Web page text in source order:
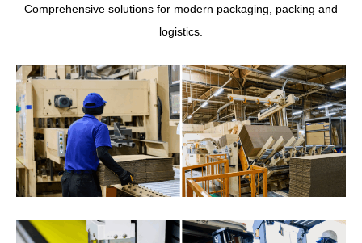
Comprehensive solutions for modern packaging, packing and
logistics.